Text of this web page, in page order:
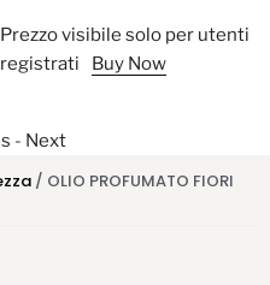
Prezzo visibile solo per utenti
registrati
Buy Now
- Next
/ OLIO PROFUMATO FIORI